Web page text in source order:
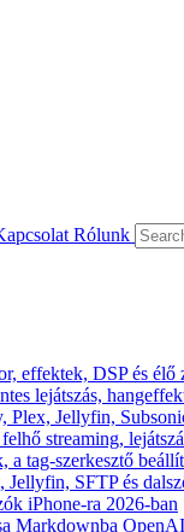
Rólunk
effektek, DSP és élő
lejátszás,
Plex, Jellyfin,
streaming,
tag-szerkesztő
Jellyfin, SFTP és
iPhone-ra 2026-ban
Markdownba